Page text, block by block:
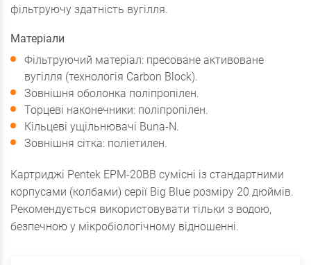
фільтруючу здатність вугілля.
Матеріали
Фільтруючий матеріал: пресоване активоване
вугілля (технологія Carbon Block).
Зовнішня оболонка поліпропілен.
Торцеві наконечники: поліпропілен.
Кільцеві ущільнювачі Buna-N.
Зовнішня сітка: поліетилен.
Картриджі Pentek ЕРМ-20ВВ сумісні із стандартними
корпусами (колбами) серії Big Blue розміру 20 дюймів.
Рекомендується використовувати тільки з водою,
безпечною у мікробіологічному відношенні.